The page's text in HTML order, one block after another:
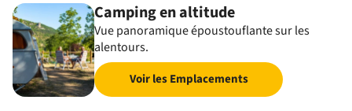
Camping en altitude
Vue panoramique époustouflante sur les
alentours.
Voir les Emplacements